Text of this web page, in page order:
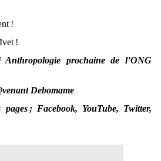
!
!
prochaine de l’ONG
Debomame
; Facebook, YouTube, Twitter,